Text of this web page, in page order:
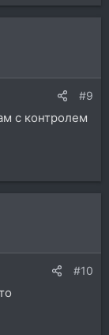
#9
с контролем
#10